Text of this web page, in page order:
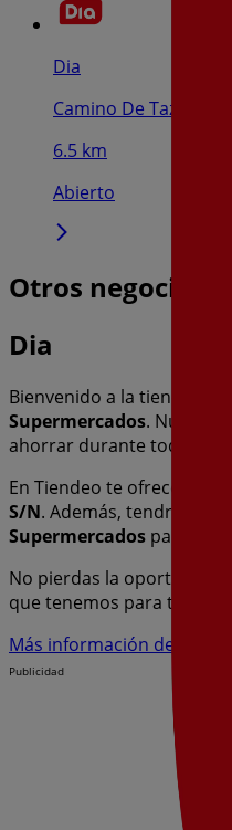
Dia
Camino De Tazaplata
6.5 km
Abierto
Otros negocios
Dia
Bienvenido a la tienda de
Supermercados. Nuestra
ahorrar durante todo el
En Tiendeo te ofrecemos
S/N. Además, tendrás
Supermercados para tus
No pierdas la oportunidad
que tenemos para ti este
Más información de Dia
Publicidad